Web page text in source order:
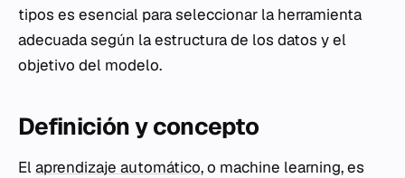
tipos es esencial para seleccionar la herramienta
adecuada según la estructura de los datos y el
objetivo del modelo.
Definición y concepto
Elaprendizaje automático, o machine learning, es